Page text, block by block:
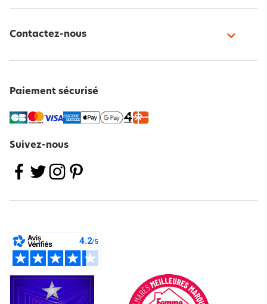
Contactez-nous
Paiement sécurisé
Suivez-nous